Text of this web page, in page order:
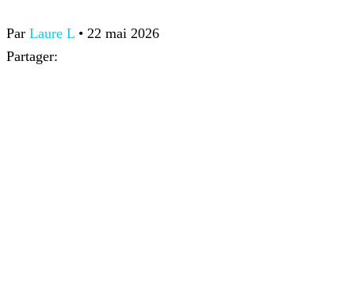
Par Laure L • 22 mai 2026
Partager: